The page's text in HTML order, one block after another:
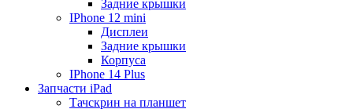
Задние крышки
IPhone 12 mini
Дисплеи
Задние крышки
Корпуса
IPhone 14 Plus
Запчасти iPad
Тачскрин на планшет